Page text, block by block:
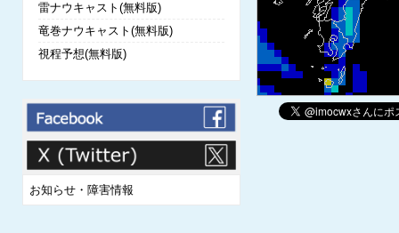
雷ナウキャスト(無料版)
竜巻ナウキャスト(無料版)
視程予想(無料版)
お知らせ・障害情報